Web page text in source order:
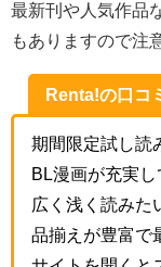
最新刊や人気作品
もありますので注
Renta!の口コ
期間限定試し読
BL漫画が充実
広く浅く読みた
品揃えが豊富で